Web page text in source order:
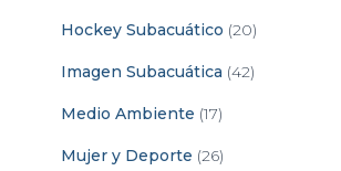
Hockey Subacuático (20)
Imagen Subacuática (42)
Medio Ambiente (17)
Mujer y Deporte (26)